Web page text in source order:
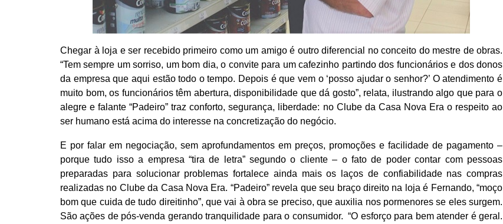
Chegar à loja e ser recebido primeiro como um amigo é outro diferencial no conceito do mestre de obras.
“Tem sempre um sorriso, um bom dia, o convite para um cafezinho partindo dos funcionários e dos donos
da empresa que aqui estão todo o tempo. Depois é que vem o ‘posso ajudar o senhor?’ O atendimento é
muito bom, os funcionários têm abertura, disponibilidade que dá gosto”, relata, ilustrando algo que para o
alegre e falante “Padeiro” traz conforto, segurança, liberdade: no Clube da Casa Nova Era o respeito ao
ser humano está acima do interesse na concretização do negócio.
E por falar em negociação, sem aprofundamentos em preços, promoções e facilidade de pagamento –
porque tudo isso a empresa “tira de letra” segundo o cliente – o fato de poder contar com pessoas
preparadas para solucionar problemas fortalece ainda mais os laços de confiabilidade nas compras
realizadas no Clube da Casa Nova Era. “Padeiro” revela que seu braço direito na loja é Fernando, “moço
bom que cuida de tudo direitinho”, que vai à obra se preciso, que auxilia nos pormenores se eles surgem.
São ações de pós-venda gerando tranquilidade para o consumidor. “O esforço para bem atender é geral.